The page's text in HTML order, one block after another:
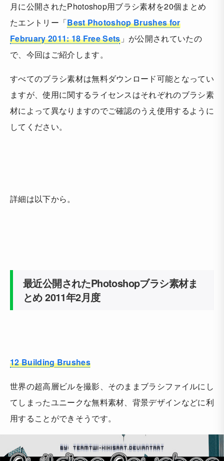
月に公開されたPhotoshop用ブラシ素材を20個まとめ
たエントリー「Best Photoshop Brushes for
February 2011: 18 Free Sets」が公開されていたの
で、今回はご紹介します。
すべてのブラシ素材は無料ダウンロード可能となってい
ますが、使用に関するライセンスはそれぞれのブラシ素
材によって異なりますのでご確認のうえ使用するように
してください。
詳細は以下から。
最近公開されたPhotoshopブラシ素材ま
とめ 2011年2月度
12 Building Brushes
世界の超高層ビルを撮影、そのままブラシファイルにし
てしまったユニークな無料素材、背景デザインなどに利
用することができそうです。